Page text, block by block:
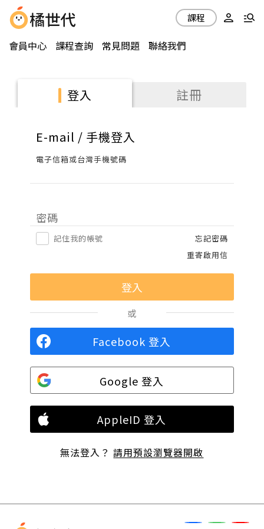
會員中心 課程查詢 常見問題 聯絡我們
課程
登入 註冊
E-mail / 手機登入
電子信箱或台灣手機號碼
密碼
記住我的帳號
忘記密碼
重寄啟用信
或
Facebook 登入
Google 登入
AppleID 登入
無法登入？請用預設瀏覽器開啟